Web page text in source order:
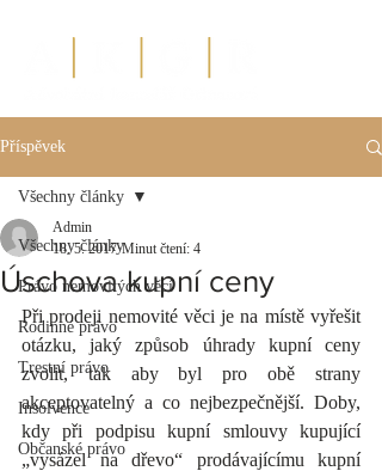
Příspěvek
Všechny články
Právo nemovitých věcí
Rodinné právo
Trestní právo
Insolvence
Občanské právo
Všechny články
Úschova kupní ceny
Admin
18. 5. 2017 Minut čtení: 4
Při prodeji nemovité věci je na místě vyřešit
otázku, jaký způsob úhrady kupní ceny
zvolit, tak aby byl pro obě strany
akceptovatelný a co nejbezpečnější. Doby,
kdy při podpisu kupní smlouvy kupující
„vysázel na dřevo“ prodávajícímu kupní